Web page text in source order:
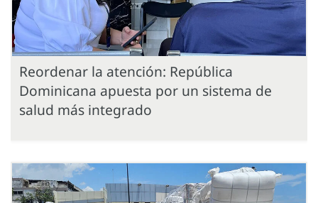
Reordenar la atención: República
Dominicana apuesta por un sistema de
salud más integrado